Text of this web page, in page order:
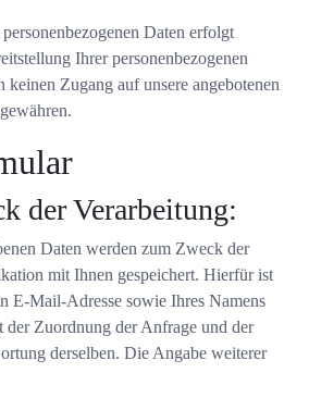
Daten erfolgt
Ihrer personenbezogenen
Zugang auf unsere angebotenen
der Verarbeitung:
Daten werden zum Zweck der
mit Ihnen gespeichert. Hierfür ist
E-Mail-Adresse sowie Ihres Namens
der Zuordnung der Anfrage und der
derselben. Die Angabe weiterer